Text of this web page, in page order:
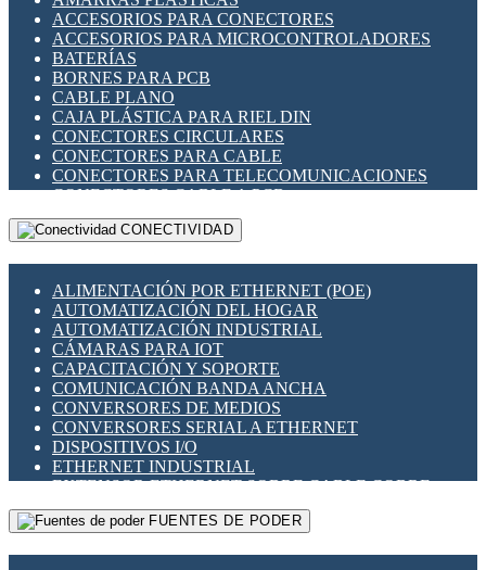
INDICADORES PARA PANEL
INTERFACES DE RELÉ
INTERRUPTORES FIN DE CARRERA
LLAVES CONMUTADORAS
MEDIDORES DE ENERGÍA Y TC'S DE CORRIENTE
MOTORES PASO A PASO
PANTALLAS HMI
PLC -CONTROLADORES LÓGICO PROGRAMABLES
PROGRAMADORES DE HORARIO
RELÉS DE PROTECCIÓN
SENSORES CAPACITIVOS
SENSORES INDUCTIVOS
TEMPORIZADORES
VARIACS
VARIADORES DE FRECUENCIA [VDF]
SECCIONADORES - INTERRUPTORES
MAQUINARIA
ACCESORIOS PARA CONECTORES
ACCESORIOS PARA MICROCONTROLADORES
BATERÍAS
BORNES PARA PCB
CABLE PLANO
CAJA PLÁSTICA PARA RIEL DIN
CONECTORES CIRCULARES
CONECTORES PARA CABLE
CONECTORES PARA TELECOMUNICACIONES
CONECTORES CABLE A PCB
CONECTORES PCB A CABLE
DIP SWITCHES
HERRAMIENTAS VARIAS
ILUMINACIÓN LED
INTERRUPTORES REED
INTERFACES DE RELÉ
OTROS RELÉS
PROTECCIÓN TÉRMICA
RELÉS AUTOMOTRICES
RELÉS DE SEÑAL
RELÉS DE ESTADO SÓLIDO SSR
RELÉS INDUSTRIALES
RELÉS MINIATURA DE POTENCIA
SENSORES MAGNÉTICOS
CONECTIVIDAD
ALIMENTACIÓN POR ETHERNET (POE)
AUTOMATIZACIÓN DEL HOGAR
AUTOMATIZACIÓN INDUSTRIAL
CÁMARAS PARA IOT
CAPACITACIÓN Y SOPORTE
COMUNICACIÓN BANDA ANCHA
CONVERSORES DE MEDIOS
CONVERSORES SERIAL A ETHERNET
DISPOSITIVOS I/O
ETHERNET INDUSTRIAL
EXTENSOR ETHERNET SOBRE CABLE COBRE
GATEWAY LORAWAN
GESTIÓN DE REDESFUENTES DE PODER